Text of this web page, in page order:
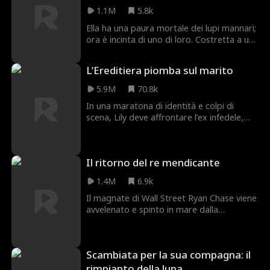
relazione fittizia deve superare la severa
nonna di Edward, l'insidioso fratello... e
loro stessi.
1.1M
5.8k
Ella ha una paura mortale dei lupi mannari;
ora è incinta di uno di loro. Costretta a un
sua identità per sopravvivere.
L’Ereditiera piomba sul marito
5.9M
70.8k
In una maratona di identità e colpi di
scena, Lily deve affrontare l’ex infedele,
Il ritorno del re mendicante
1.4M
6.9k
Il magnate di Wall Street Ryan Chase viene
avvelenato e spinto in mare dalla
aveva costruito. Salvato da Sophia, una
gentile ragazza muta, trova rifugio nel
Scambiata per la sua compagna: il